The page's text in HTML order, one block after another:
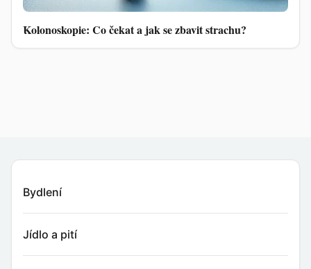
Kolonoskopie: Co čekat a jak se zbavit strachu?
Bydlení
Jídlo a pití